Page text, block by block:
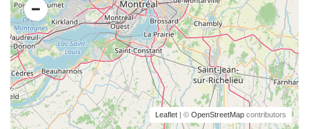
Leaflet | © OpenStreetMap contributors